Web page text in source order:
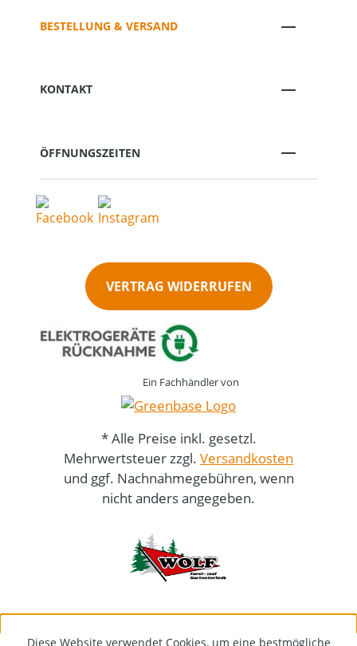
BESTELLUNG & VERSAND
KONTAKT
ÖFFNUNGSZEITEN
VERTRAG WIDERRUFEN
Ein Fachhändler von
* Alle Preise inkl. gesetzl.
Mehrwertsteuer zzgl. Versandkosten
und ggf. Nachnahmegebühren, wenn
nicht anders angegeben.
Diese Website verwendet Cookies, um eine bestmögliche